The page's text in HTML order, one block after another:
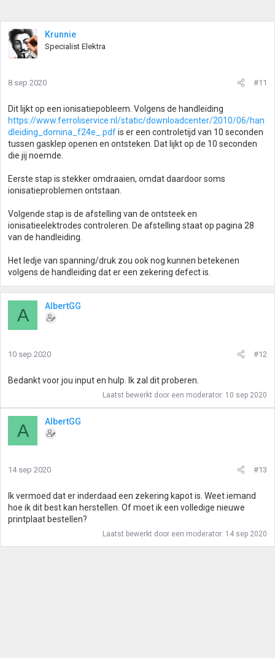
Krunnie
Specialist Elektra
8 sep 2020 #11
Dit lijkt op een ionisatiepobleem. Volgens de handleiding
https://www.ferroliservice.nl/static/downloadcenter/2010/06/han
dleiding_domina_f24e_.pdfis er een controletijd van 10 seconden
tussen gasklep openen en ontsteken. Dat lijkt op de 10 seconden
die jij noemde.
Eerste stap is stekker omdraaien, omdat daardoor soms
ionisatieproblemen ontstaan.
Volgende stap is de afstelling van de ontsteek en
ionisatieelektrodes controleren. De afstelling staat op pagina 28
van de handleiding.
Het ledje van spanning/druk zou ook nog kunnen betekenen
volgens de handleiding dat er een zekering defect is.
A AlbertGG
10 sep 2020 #12
Bedankt voor jou input en hulp. Ik zal dit proberen.
Laatst bewerkt door een moderator: 10 sep 2020
A AlbertGG
14 sep 2020 #13
Ik vermoed dat er inderdaad een zekering kapot is. Weet iemand
hoe ik dit best kan herstellen. Of moet ik een volledige nieuwe
printplaat bestellen?
Laatst bewerkt door een moderator: 14 sep 2020